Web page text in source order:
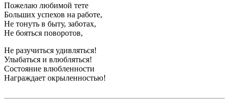
Пожелаю любимой тете
Больших успехов на работе,
Не тонуть в быту, заботах,
Не бояться поворотов,
Не разучиться удивляться!
Улыбаться и влюбляться!
Состояние влюбленности
Награждает окрыленностью!